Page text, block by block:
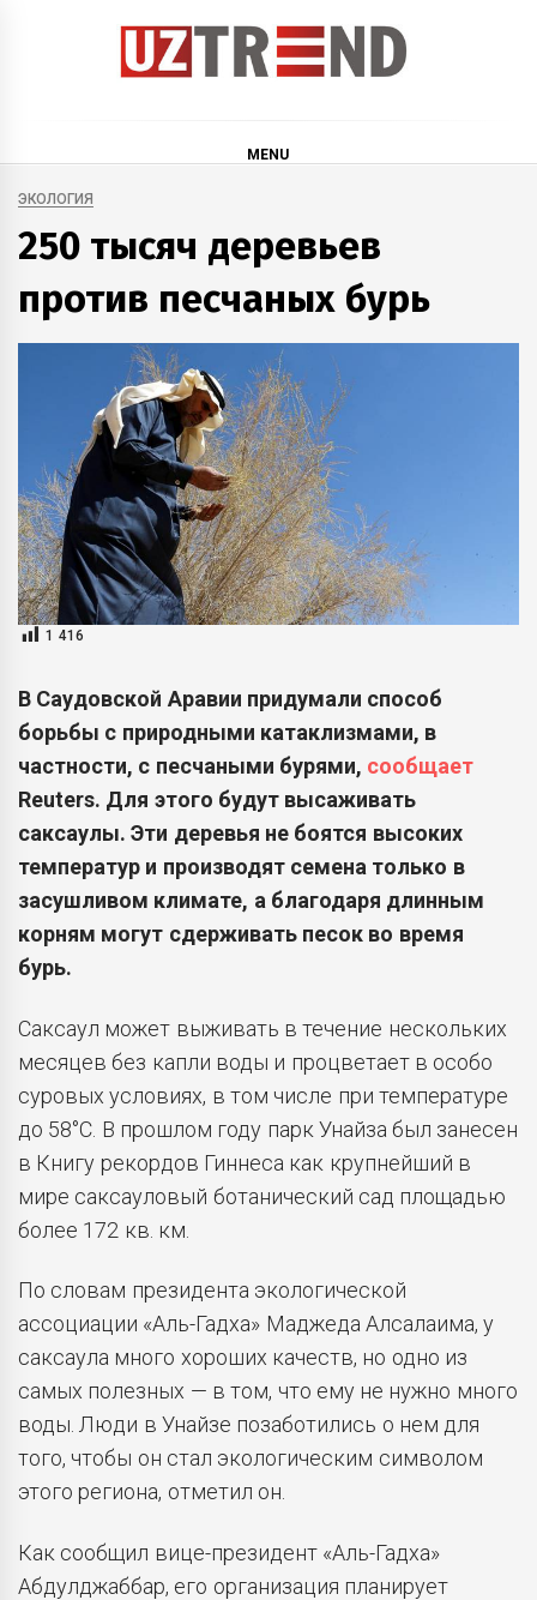
MENU
ЭКОЛОГИЯ
250 тысяч деревьев
против песчаных бурь
1 416
В Саудовской Аравии придумали способ
борьбы с природными катаклизмами, в
частности, с песчаными бурями, сообщает
Reuters. Для этого будут высаживать
саксаулы. Эти деревья не боятся высоких
температур и производят семена только в
засушливом климате, а благодаря длинным
корням могут сдерживать песок во время
бурь.
Саксаул может выживать в течение нескольких
месяцев без капли воды и процветает в особо
суровых условиях, в том числе при температуре
до 58°C. В прошлом году парк Унайза был занесен
в Книгу рекордов Гиннеса как крупнейший в
мире саксауловый ботанический сад площадью
более 172 кв. км.
По словам президента экологической
ассоциации «Аль-Гадха» Маджеда Алсалаима, у
саксаула много хороших качеств, но одно из
самых полезных — в том, что ему не нужно много
воды. Люди в Унайзе позаботились о нем для
того, чтобы он стал экологическим символом
этого региона, отметил он.
Как сообщил вице-президент «Аль-Гадха»
Абдулджаббар, его организация планирует